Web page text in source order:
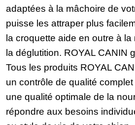
adaptées à la mâchoire de
puisse les attraper plus
la croquette aide en outre à
la déglutition. ROYAL CANIN
Tous les produits ROYAL
un contrôle de qualité
une qualité optimale de la
répondre aux besoins